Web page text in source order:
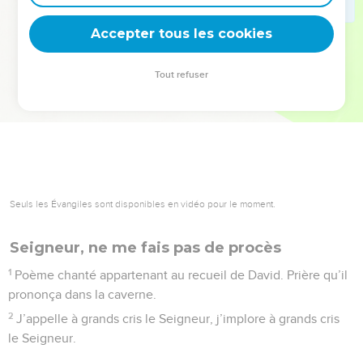
deviennent vos tremplins. Que vous guidiez un ministère, une
équipe, un groupe ou une famille, leur expérience est faite
Seuls les Évangiles sont disponibles en vidéo pour le moment.
Seigneur, ne me fais pas de procès
1 Poème chanté appartenant au recueil de David. Prière qu’il
prononça dans la caverne.
2 J’appelle à grands cris le Seigneur, j’implore à grands cris
le Seigneur.
Accepter tous les cookies
Tout refuser